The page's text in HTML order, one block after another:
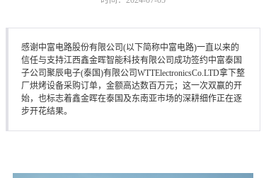
新闻中心
联系鑫金晖
感谢中富电路股份有限公司(以下简称中富电路)一直以来的
信任与支持江西鑫金晖智能科技有限公司成功签约中富泰国
子公司聚辰电子(泰国)有限公司WTTElectronicsCo.LTD拿下整
厂烘烤设备采购订单，金额高达数百万元；这一次双赢的开
始，也标志着鑫金晖在泰国及东南亚市场的深耕细作正在逐
步开花结果。